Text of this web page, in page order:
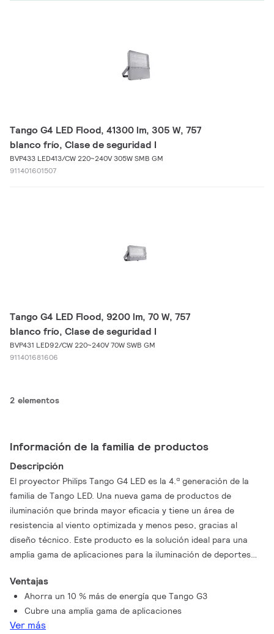
Tango G4 LED Flood, 41300 lm, 305 W, 757
blanco frío, Clase de seguridad I
BVP433 LED413/CW 220~240V 305W SMB GM
911401601507
Tango G4 LED Flood, 9200 lm, 70 W, 757
blanco frío, Clase de seguridad I
BVP431 LED92/CW 220~240V 70W SWB GM
911401681606
2 elementos
Información de la familia de productos
Descripción
El proyector Philips Tango G4 LED es la 4.ª generación de la
familia de Tango LED. Una nueva gama de productos de
iluminación que brinda mayor eficacia y tiene un área de
resistencia al viento optimizada y menos peso, gracias al
diseño técnico. Este producto es la solución ideal para una
amplia gama de aplicaciones para la iluminación de deportes
LED más moderna, sistema óptico de una sola pieza, disipador
de calor y controlador, todo en una carcasa compacta y sólida
que cumple con los estándares reconocidos a nivel mundial. El
disipador de calor especialmente diseñado combina estética y
Ventajas
Ahorra un 10 % más de energía que Tango G3
Cubre una amplia gama de aplicaciones
Ver más